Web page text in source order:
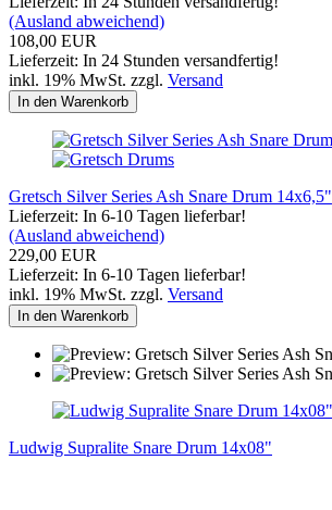
(Ausland abweichend)
108,00 EUR
Lieferzeit: In 24 Stunden versandfertig!
inkl. 19% MwSt. zzgl. Versand
In den Warenkorb
Gretsch Silver Series Ash Snare Drum 14x6,5"
Lieferzeit: In 6-10 Tagen lieferbar!
(Ausland abweichend)
229,00 EUR
Lieferzeit: In 6-10 Tagen lieferbar!
inkl. 19% MwSt. zzgl. Versand
In den Warenkorb
Ludwig Supralite Snare Drum 14x08"